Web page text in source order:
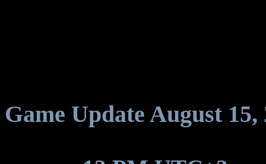
Game Update August 15,